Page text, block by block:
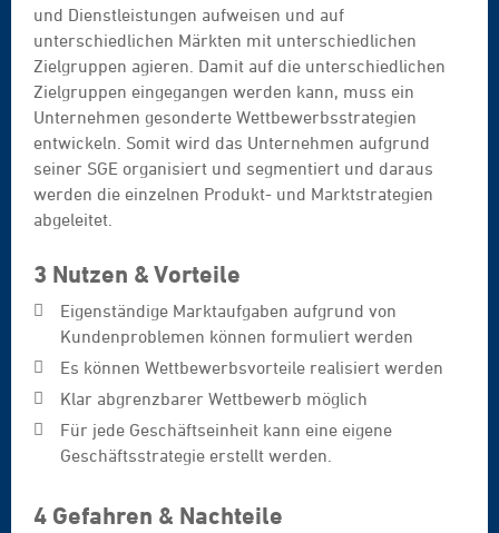
und Dienstleistungen aufweisen und auf
unterschiedlichen Märkten mit unterschiedlichen
Zielgruppen agieren. Damit auf die unterschiedlichen
Zielgruppen eingegangen werden kann, muss ein
Unternehmen gesonderte Wettbewerbsstrategien
entwickeln. Somit wird das Unternehmen aufgrund
seiner SGE organisiert und segmentiert und daraus
werden die einzelnen Produkt- und Marktstrategien
abgeleitet.
3 Nutzen & Vorteile
Eigenständige Marktaufgaben aufgrund von
Kundenproblemen können formuliert werden
Es können Wettbewerbsvorteile realisiert werden
Klar abgrenzbarer Wettbewerb möglich
Für jede Geschäftseinheit kann eine eigene
Geschäftsstrategie erstellt werden.
4 Gefahren & Nachteile